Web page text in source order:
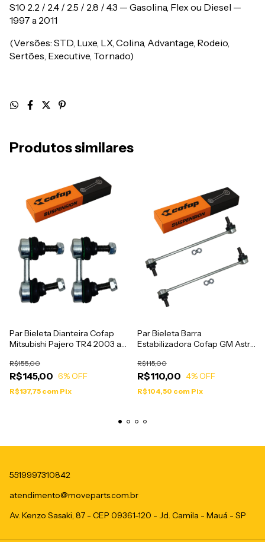
S10 2.2 / 2.4 / 2.5 / 2.8 / 4.3 — Gasolina, Flex ou Diesel —
1997 a 2011
(Versões: STD, Luxe, LX, Colina, Advantage, Rodeio,
Sertões, Executive, Tornado)
Produtos similares
Par Bieleta Dianteira Cofap
Mitsubishi Pajero TR4 2003 a
R$145,00
R$155,00
6% OFF
R$137,75 com Pix
Par Bieleta Barra
Estabilizadora Cofap GM Astra
Zafira - BTC04119
R$110,00
R$115,00
4% OFF
R$104,50 com Pix
5519997310842
atendimento@moveparts.com.br
Av. Kenzo Sasaki, 87 - CEP 09361-120 - Jd. Camila - Mauá - SP